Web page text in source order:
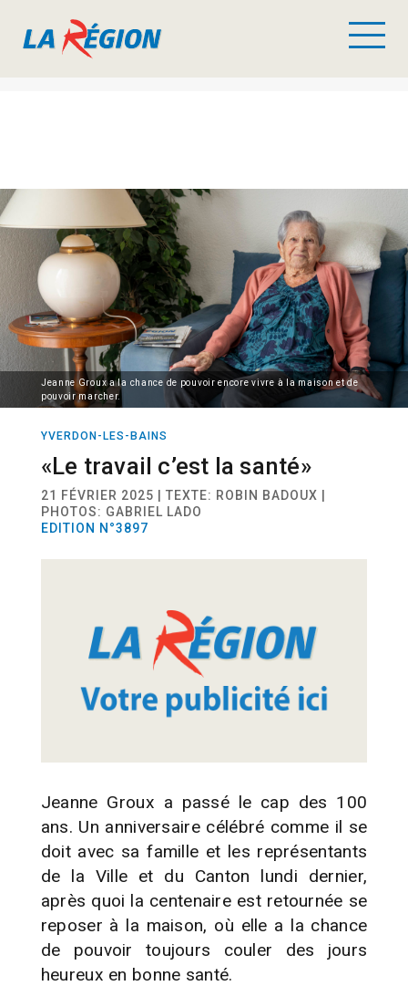
Jeanne Groux a la chance de pouvoir encore vivre à la maison et de
pouvoir marcher.
YVERDON-LES-BAINS
«Le travail c’est la santé»
21 FÉVRIER 2025 | TEXTE: ROBIN BADOUX |
PHOTOS: GABRIEL LADO
EDITION N°3897
Jeanne Groux a passé le cap des 100
ans. Un anniversaire célébré comme il se
doit avec sa famille et les représentants
de la Ville et du Canton lundi dernier,
après quoi la centenaire est retournée se
reposer à la maison, où elle a la chance
de pouvoir toujours couler des jours
heureux en bonne santé.